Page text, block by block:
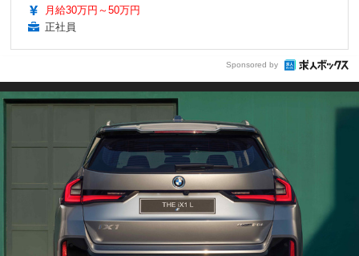
月給30万円～50万円
正社員
Sponsored by